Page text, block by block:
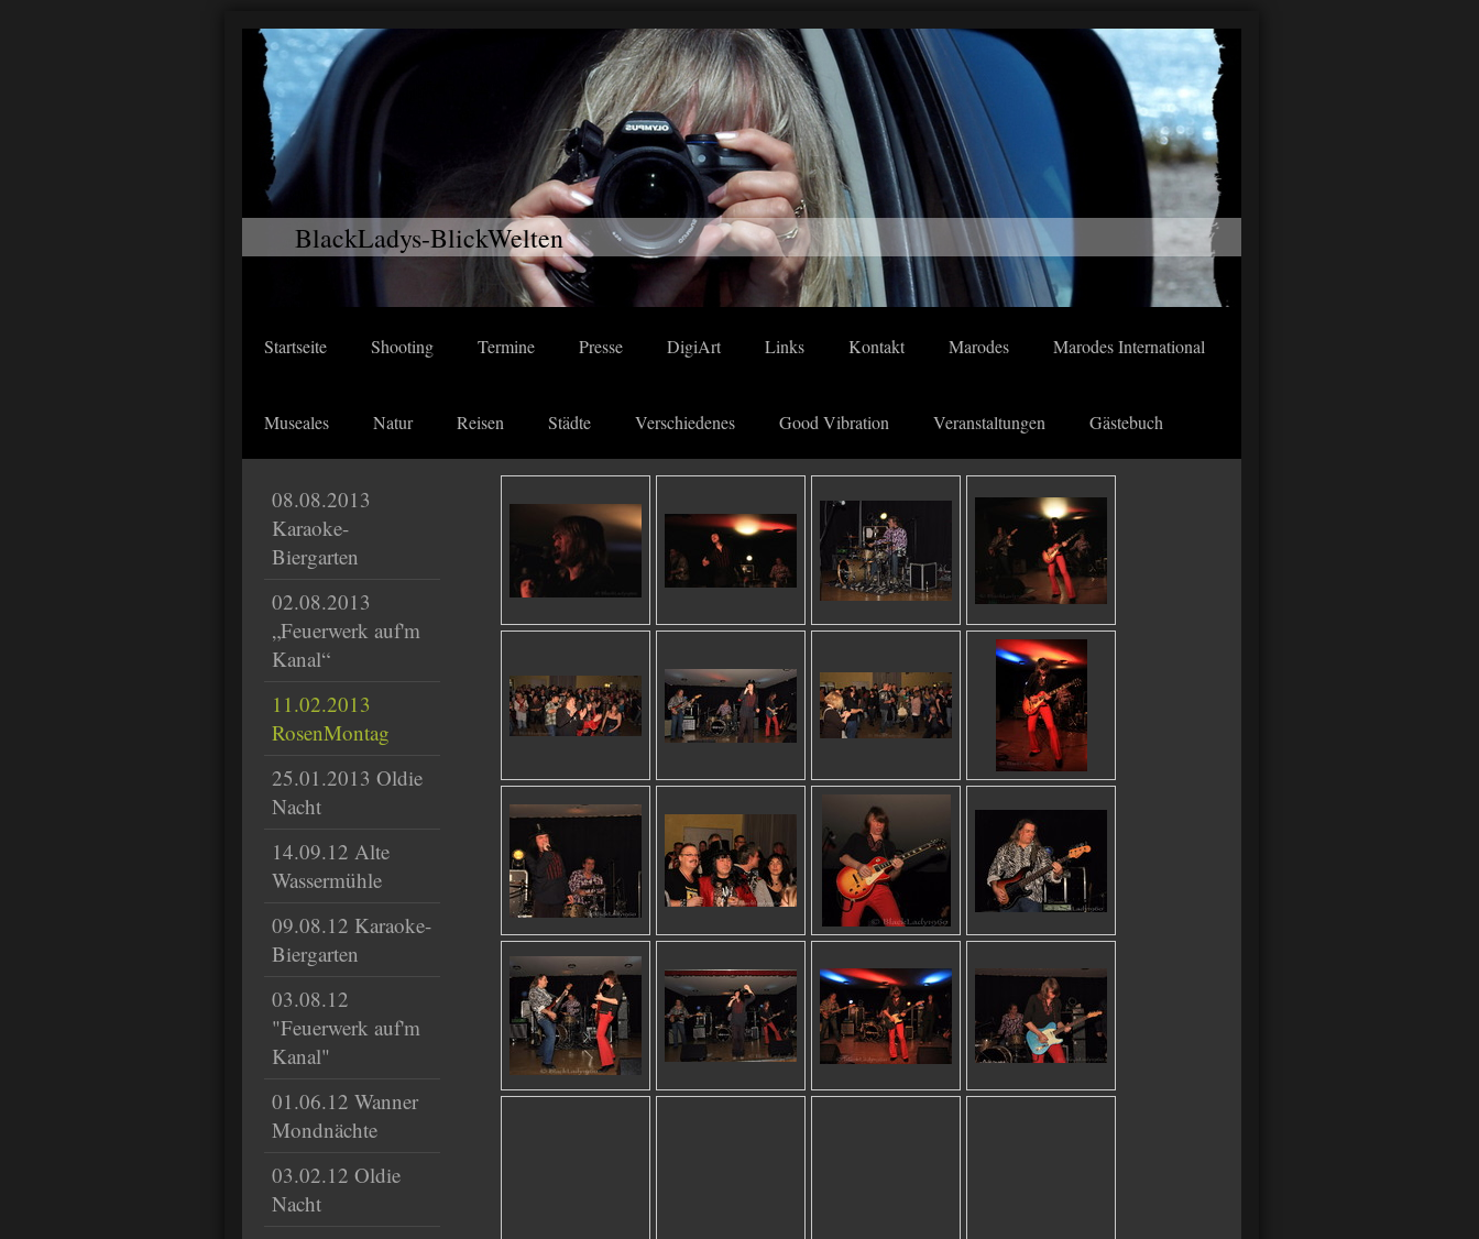
BlackLadys-BlickWelten
Startseite Shooting Termine Presse DigiArt Links Kontakt Marodes Marodes International
Museales Natur Reisen Städte Verschiedenes Good Vibration Veranstaltungen Gästebuch
08.08.2013
Karaoke-
Biergarten
02.08.2013
„Feuerwerk auf'm
Kanal“
11.02.2013
RosenMontag
25.01.2013 Oldie
Nacht
14.09.12 Alte
Wassermühle
09.08.12 Karaoke-
Biergarten
03.08.12
"Feuerwerk auf'm
Kanal"
01.06.12 Wanner
Mondnächte
03.02.12 Oldie
Nacht